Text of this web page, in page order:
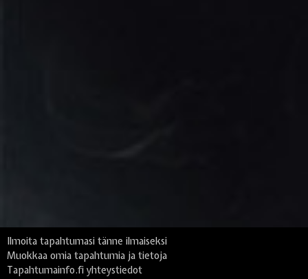
Ilmoita tapahtumasi tänne ilmaiseksi
Muokkaa omia tapahtumia ja tietoja
Tapahtumainfo.fi yhteystiedot